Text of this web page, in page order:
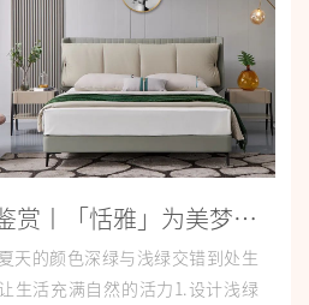
新品鉴赏丨「恬雅」为美梦蓄力
天的颜色深绿与浅绿交错到处生
生活充满自然的活力1.设计浅绿